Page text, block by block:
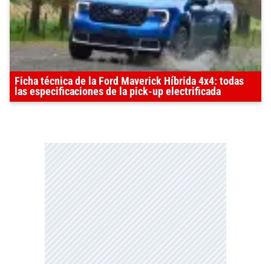
Ficha técnica de la Ford Maverick Híbrida 4x4: todas
las especificaciones de la pick-up electrificada